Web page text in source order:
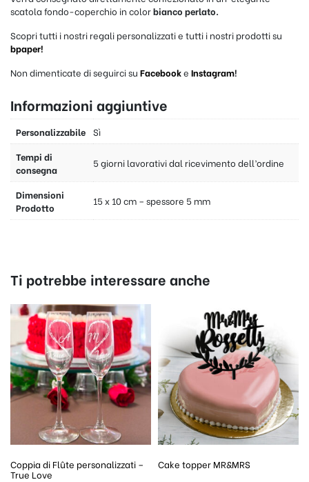
scatola fondo-coperchio in colorbianco perlato.
Scopri tutti i nostri regali personalizzati e tutti i nostri prodotti su
bpaper!
Non dimenticate di seguirci su Facebooke Instagram!
Informazioni aggiuntive
Personalizzabile Sì
Tempi di
consegna
5 giorni lavorativi dal ricevimento dell’ordine
Dimensioni
Prodotto
15 x 10 cm – spessore 5 mm
Ti potrebbe interessare anche
Coppia di Flûte personalizzati –
True Love
Cake topper MR&MRS